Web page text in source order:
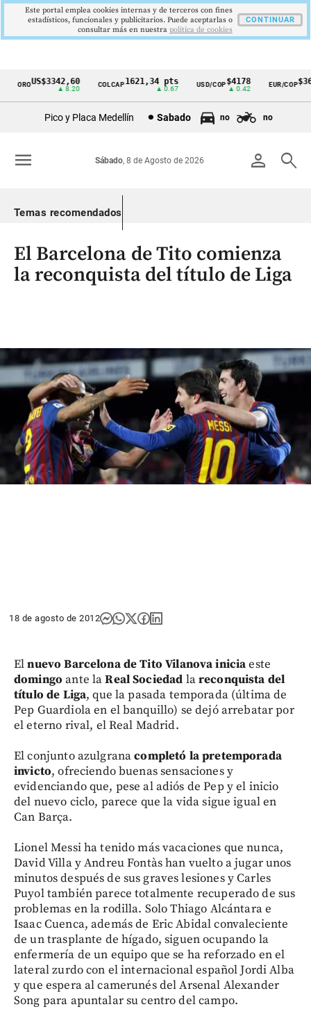
Cintillo
Colombia
OROUS$3342,60
▲ 8.20
COLCAP1621,34 pts
▲ 0.67
USD/COP$4178
▲ 0.42
EUR/COP$3639
Pico y Placa Medellín Sabado no no
person search
Sábado, 8 de Agosto de 2026
menu
Temas recomendados
El Barcelona de Tito comienza
la reconquista del título de Liga
18 de agosto de 2012
Elnuevo Barcelona de Tito Vilanova iniciaeste
domingo ante laReal Sociedad lareconquista del
título de Liga, que la pasada temporada (última de
Pep Guardiola en el banquillo) se dejó arrebatar por
el eterno rival, el Real Madrid.
El conjunto azulgranacompletó la pretemporada
invicto, ofreciendo buenas sensaciones y
evidenciando que, pese al adiós de Pep y el inicio
del nuevo ciclo, parece que la vida sigue igual en
Can Barça.
Lionel Messi ha tenido más vacaciones que nunca,
David Villa y Andreu Fontàs han vuelto a jugar unos
minutos después de sus graves lesiones y Carles
Puyol también parece totalmente recuperado de sus
problemas en la rodilla. Solo Thiago Alcántara e
Isaac Cuenca, además de Eric Abidal convaleciente
de un trasplante de hígado, siguen ocupando la
enfermería de un equipo que se ha reforzado en el
lateral zurdo con el internacional español Jordi Alba
y que espera al camerunés del Arsenal Alexander
Song para apuntalar su centro del campo.
Este portal emplea cookies internas y de terceros con fines
estadísticos, funcionales y publicitarios. Puede aceptarlas o
consultar más en nuestra politica de cookies
CONTINUAR